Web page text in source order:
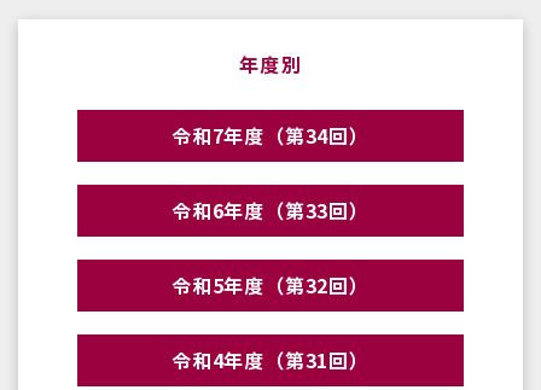
年度別
令和7年度（第34回）
令和6年度（第33回）
令和5年度（第32回）
令和4年度（第31回）